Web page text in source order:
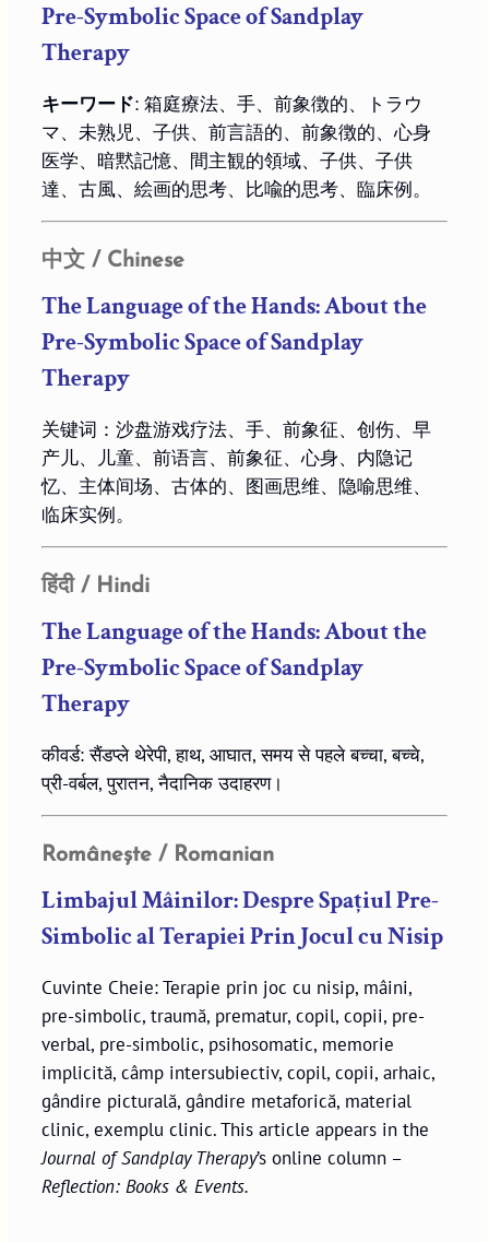
Pre-Symbolic Space of Sandplay
Therapy
キーワード: 箱庭療法、手、前象徴的、トラウ
マ、未熟児、子供、前言語的、前象徴的、心身
医学、暗黙記憶、間主観的領域、子供、子供
達、古風、絵画的思考、比喩的思考、臨床例。
中文 / Chinese
The Language of the Hands: About the
Pre-Symbolic Space of Sandplay
Therapy
关键词：沙盘游戏疗法、手、前象征、创伤、早
产儿、儿童、前语言、前象征、心身、内隐记
忆、主体间场、古体的、图画思维、隐喻思维、
临床实例。
हिंदी / Hindi
The Language of the Hands: About the
Pre-Symbolic Space of Sandplay
Therapy
कीवर्ड: सैंडप्ले थेरेपी, हाथ, आघात, समय से पहले बच्चा, बच्चे,
प्री-वर्बल, पुरातन, नैदानिक ​​उदाहरण।
Românește / Romanian
Limbajul Mâinilor: Despre Spațiul Pre-
Simbolic al Terapiei Prin Jocul cu Nisip
Cuvinte Cheie: Terapie prin joc cu nisip, mâini,
pre-simbolic, traumă, prematur, copil, copii, pre-
verbal, pre-simbolic, psihosomatic, memorie
implicită, câmp intersubiectiv, copil, copii, arhaic,
gândire picturală, gândire metaforică, material
clinic, exemplu clinic. This article appears in the
Journal of Sandplay Therapy’s online column –
Reflection: Books & Events.